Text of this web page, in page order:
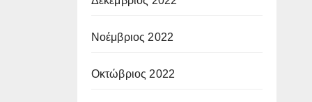
Νοέμβριος 2022
Οκτώβριος 2022